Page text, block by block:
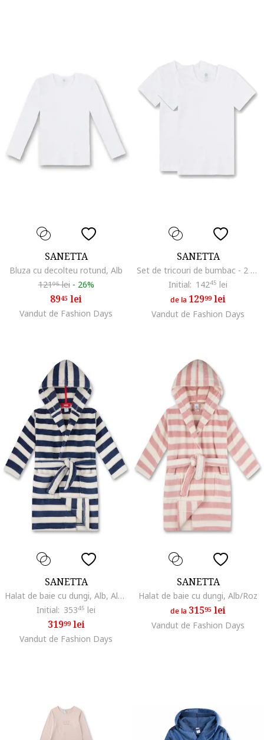
SANETTA
Bluza cu decolteu rotund, Alb
12195lei - 26%
8945 lei
Vandut de Fashion Days
SANETTA
Set de tricouri de bumbac - 2 piese, Alb
Initial: 14245 lei
de la 12999lei
Vandut de Fashion Days
SANETTA
Halat de baie cu dungi, Alb, Albastru,
Initial: 35345 lei
31999lei
Vandut de Fashion Days
SANETTA
Halat de baie cu dungi, Alb/Roz
de la 31595 lei
Vandut de Fashion Days